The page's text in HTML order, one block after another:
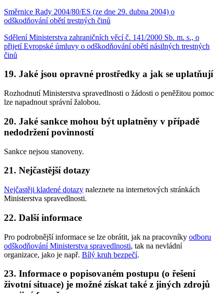
Směrnice Rady 2004/80/ES (ze dne 29. dubna 2004) o
odškodňování obětí trestných činů
Sdělení Ministerstva zahraničních věcí č. 141/2000 Sb. m. s., o
přijetí Evropské úmluvy o odškodňování obětí násilných trestných
činů
19. Jaké jsou opravné prostředky a jak se uplatňují
Rozhodnutí Ministerstva spravedlnosti o žádosti o peněžitou pomoc
lze napadnout správní žalobou.
20. Jaké sankce mohou být uplatněny v případě
nedodržení povinností
Sankce nejsou stanoveny.
21. Nejčastější dotazy
Nejčastěji kladené dotazy naleznete na internetových stránkách
Ministerstva spravedlnosti.
22. Další informace
Pro podrobnější informace se lze obrátit, jak na pracovníky odboru
odškodňování Ministerstva spravedlnosti, tak na nevládní
organizace, jako je např. Bílý kruh bezpečí.
23. Informace o popisovaném postupu (o řešení
životní situace) je možné získat také z jiných zdrojů